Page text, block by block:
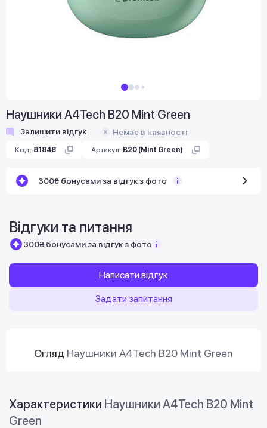
Наушники A4Tech B20 Mint Green
Залишити відгук Немає в наявності
Код: 81848 Артикул: B20 (Mint Green)
300₴ бонусами за відгук з фото
Відгуки та питання
300₴ бонусами за відгук з фото
Написати відгук
Задати запитання
Огляд Наушники A4Tech B20 Mint Green
Характеристики Наушники A4Tech B20 Mint
Green